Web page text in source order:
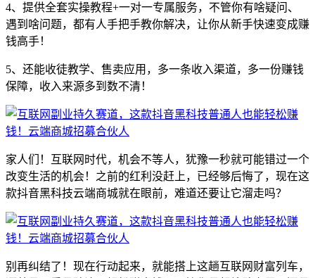
4、提供全套实操教程+一对一专属服务，不管你有啥疑问、
遇到啥问题，都有人手把手教你解决，让你从新手快速变成赚
钱高手！
5、还能收徒教学、售卖应用，多一条收入渠道，多一份赚钱
保障，收入来源多到数不清！
家人们！互联网时代，机会不等人，犹豫一秒就可能错过一个
改变生活的机会！之前的红利没赶上，已经够后悔了，现在这
款抖音黑科技云端商城就在眼前，难道还要让它溜走吗？
别再纠结了！现在行动起来，就能搭上这趟互联网财富列车，